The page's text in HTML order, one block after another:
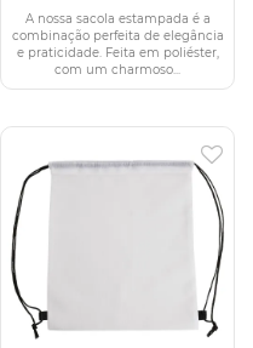
A nossa sacola estampada é a
combinação perfeita de elegância
e praticidade. Feita em poliéster,
com um charmoso...